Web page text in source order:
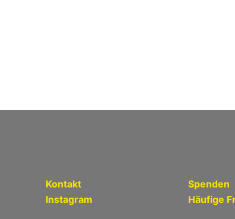
Kontakt
Instagram
Spenden
Häufige